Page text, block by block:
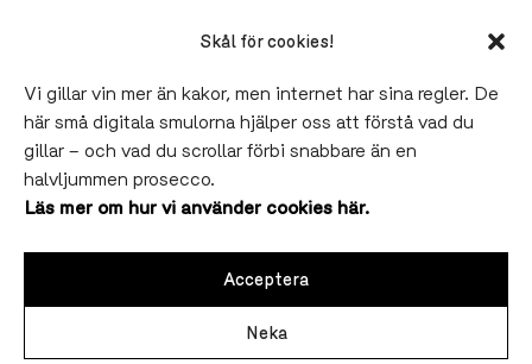
Skål för cookies!
Vi gillar vin mer än kakor, men internet har sina regler. De
här små digitala smulorna hjälper oss att förstå vad du
gillar – och vad du scrollar förbi snabbare än en
halvljummen prosecco.
Läs mer om hur vi använder cookies här.
Acceptera
Neka
VÅRA VINER SLAKTHUSET BLOCK PARTY
BLI FATÄGARE SLAKTHUSET
VINPROVNING & EVENTS VÅR STORY
LUNCH
Sommaruppehåll till 19 augusti.
SOCIAL
INSTA,FB
MIDDAG
Lördagar från 13.00.